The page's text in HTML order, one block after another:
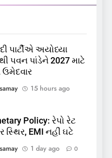
પાર્ટીએ અયોધ્યા
પવન પાંડેને 2027 માટે
ઉમેદવાર
15 hours ago
Policy: રેપો રેટ
સ્થિર, EMI નહીં ઘટે
1 day ago 0
છારા દરિયાકાંઠે પાંચ
ડૂબ્યા, 3નો બચાવ, 2
વેરિફિકેશન માટે હવે
સ્ટેશનના ધક્કામાંથી